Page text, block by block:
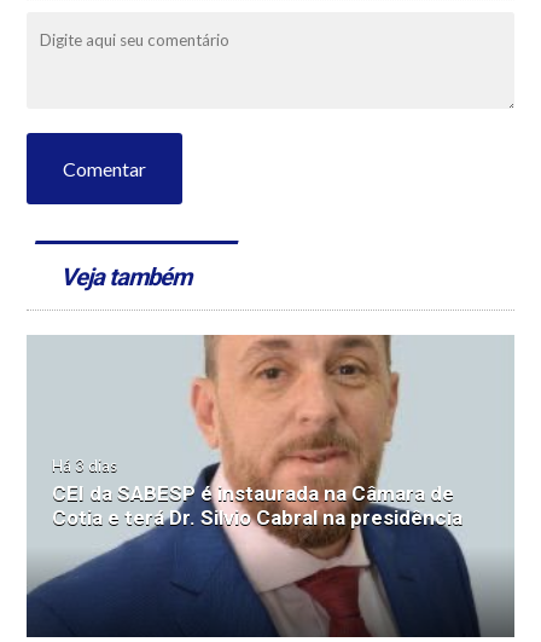
Comentar
Veja também
Há 3 dias
CEI da SABESP é instaurada na Câmara de
Cotia e terá Dr. Silvio Cabral na presidência